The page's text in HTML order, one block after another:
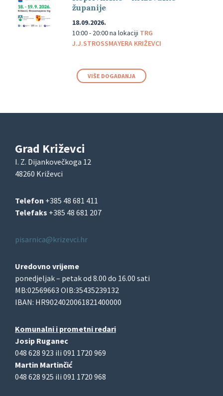
županije
18.09.2026.
10:00 - 20:00na lokaciji TRG
J.J.STROSSMAYERA KRIŽEVCI
VIŠE DOGAĐANJA
Grad Križevci
I. Z. Dijankovečkoga 12
48260 Križevci
Telefon +385 48 681 411
Telefaks +385 48 681 207
pisarnica@krizevci.hr
Uredovno vrijeme
ponedjeljak – petak od 8.00 do 16.00 sati
MB:02569663 OIB:35435239132
IBAN: HR9024020061821400000
Komunalni i prometni redari
Josip Ruganec
048 628 923 ili 091 1720 969
Martin Martinčić
048 628 925 ili 091 1720 968